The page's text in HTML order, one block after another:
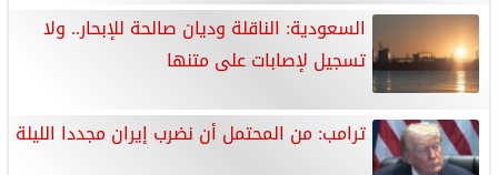
فى مضيق هرمز يشعل فتيل الصراع مجددًا.. وضربات أمريكية
واسعة على أهداف جنوبى إيران
السعودية: الناقلة وديان صالحة للإبحار.. ولا
تسجيل لإصابات على متنها
ترامب: من المحتمل أن نضرب إيران مجددا الليلة